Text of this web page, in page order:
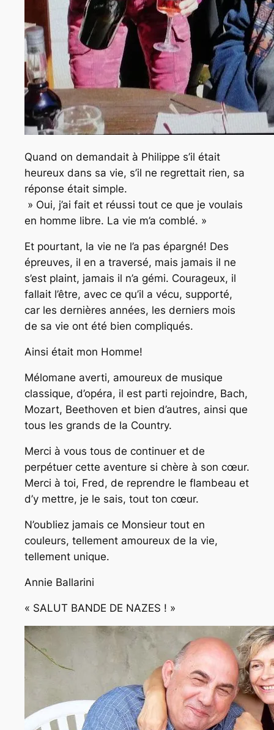
Quand on demandait à Philippe s’il était
heureux dans sa vie, s’il ne regrettait rien, sa
réponse était simple.
» Oui, j’ai fait et réussi tout ce que je voulais
en homme libre. La vie m’a comblé. »
Et pourtant, la vie ne l’a pas épargné! Des
épreuves, il en a traversé, mais jamais il ne
s’est plaint, jamais il n’a gémi. Courageux, il
fallait l’être, avec ce qu’il a vécu, supporté,
car les dernières années, les derniers mois
de sa vie ont été bien compliqués.
Ainsi était mon Homme!
Mélomane averti, amoureux de musique
classique, d’opéra, il est parti rejoindre, Bach,
Mozart, Beethoven et bien d’autres, ainsi que
tous les grands de la Country.
Merci à vous tous de continuer et de
perpétuer cette aventure si chère à son cœur.
Merci à toi, Fred, de reprendre le flambeau et
d’y mettre, je le sais, tout ton cœur.
N’oubliez jamais ce Monsieur tout en
couleurs, tellement amoureux de la vie,
tellement unique.
Annie Ballarini
« SALUT BANDE DE NAZES ! »